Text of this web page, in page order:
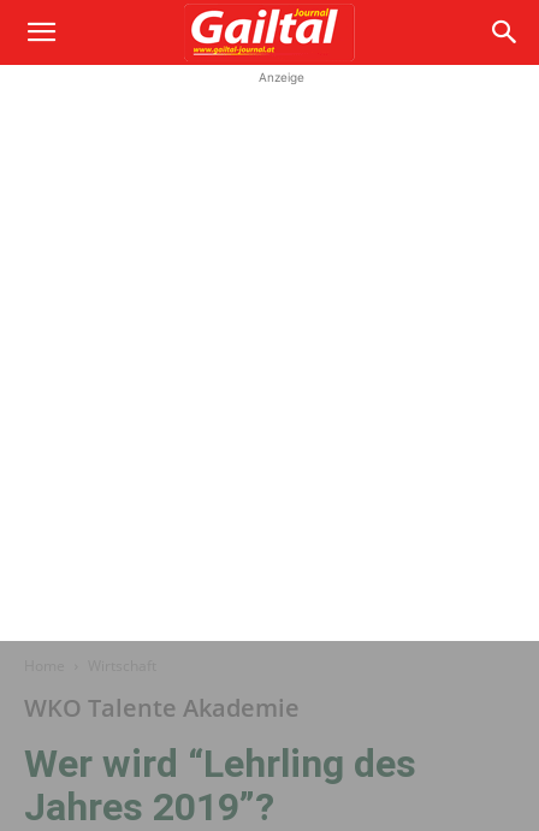
Anzeige
WKO Talente Akademie
Wer wird “Lehrling des
Jahres 2019”?